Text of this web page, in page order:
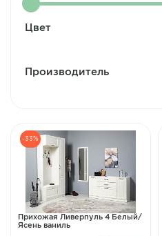
Цвет
Производитель
-33%
Прихожая Ливерпуль 4 Белый/
Ясень ваниль